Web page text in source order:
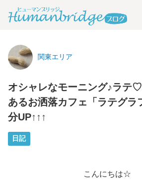
関東エリア
オシャレなモーニング♪ラテ
あるお洒落カフェ「ラテグラ
分UP↑↑↑
日記
こんにちは☆